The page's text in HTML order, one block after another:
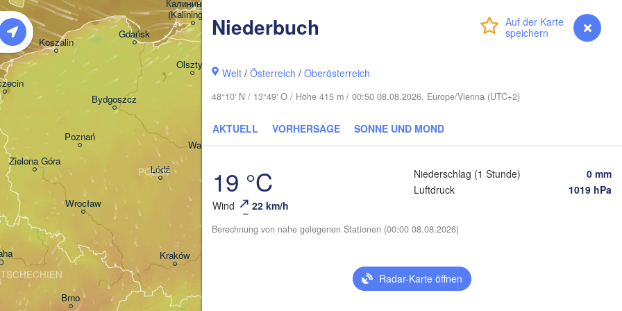
myVentusky Vorhersage
Niederbuch
Welt /Österreich /Oberösterreich
48°10' N / 13°49' O / Höhe 415 m / 00:50 08.08.2026, Europe/Vienna (UTC+2)
AKTUELL VORHERSAGE SONNE UND MOND
19 °C
Wind 22 km/h
Niederschlag (1 Stunde)
0 mm
Luftdruck
1019 hPa
Berechnung von nahe gelegenen Stationen (00:00 08.08.2026)
Radar-Karte öffnen
Warszawa
Kraków
Łódź
Wrocław
Poznań
Olsztyn
Koszalin
Zielona Góra
Gdańsk
Brno
Калининград
(Kaliningrad)
Bydgoszcz
POLEN
TSCHECHIEN
(Babrujsk)
(Baranavičy)
Житомир
Хмельницький
(Khmelnytskyi)
Чернігів
(Chernihiv)
(Rivne)
Салігорск
(Hrodna)
Вінниця
(Vinnytsia)
Lublin